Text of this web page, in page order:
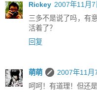
Rickey 2007年11月
三多不是说了吗，有
活着了？
回复
萌萌
2007年11月
呵呵！有道理！但还